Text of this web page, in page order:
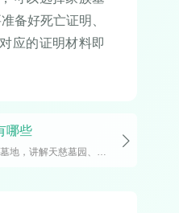
备好死亡证明、
应的证明材料即
哪些
介绍北京大兴区域内值得选择的合法陵园墓地，讲解天慈墓园、永福墓园、极乐园公墓、天堂公墓等热门陵园的特点，解答选购墓地的常见疑问，有需要咨询预约看墓可拨打13581568870，为选购墓地的家庭提供参考。